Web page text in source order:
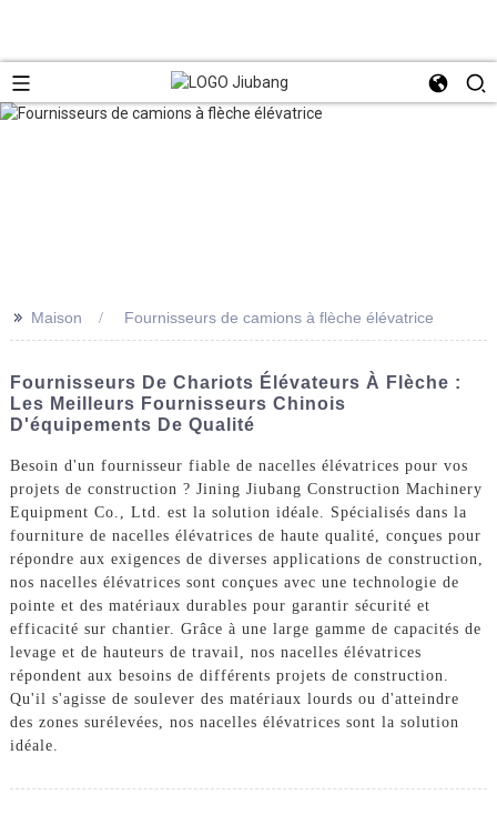
>> Maison Fournisseurs de camions à flèche élévatrice
Fournisseurs De Chariots Élévateurs À Flèche :
Les Meilleurs Fournisseurs Chinois
D'équipements De Qualité
Besoin d'un fournisseur fiable de nacelles élévatrices pour vos
projets de construction ? Jining Jiubang Construction Machinery
Equipment Co., Ltd. est la solution idéale. Spécialisés dans la
fourniture de nacelles élévatrices de haute qualité, conçues pour
répondre aux exigences de diverses applications de construction,
nos nacelles élévatrices sont conçues avec une technologie de
pointe et des matériaux durables pour garantir sécurité et
efficacité sur chantier. Grâce à une large gamme de capacités de
levage et de hauteurs de travail, nos nacelles élévatrices
répondent aux besoins de différents projets de construction.
Qu'il s'agisse de soulever des matériaux lourds ou d'atteindre
des zones surélevées, nos nacelles élévatrices sont la solution
idéale.